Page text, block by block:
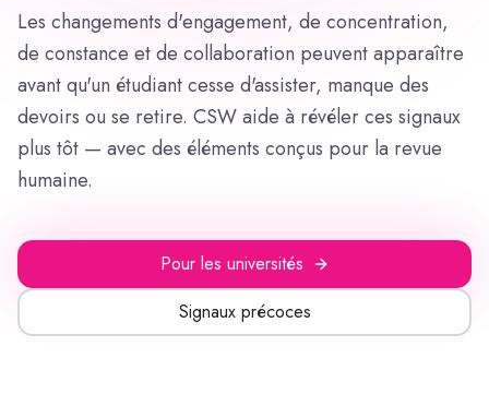
Les changements d'engagement, de concentration,
de constance et de collaboration peuvent apparaître
avant qu'un étudiant cesse d'assister, manque des
devoirs ou se retire. CSW aide à révéler ces signaux
plus tôt — avec des éléments conçus pour la revue
humaine.
Pour les universités
Signaux précoces